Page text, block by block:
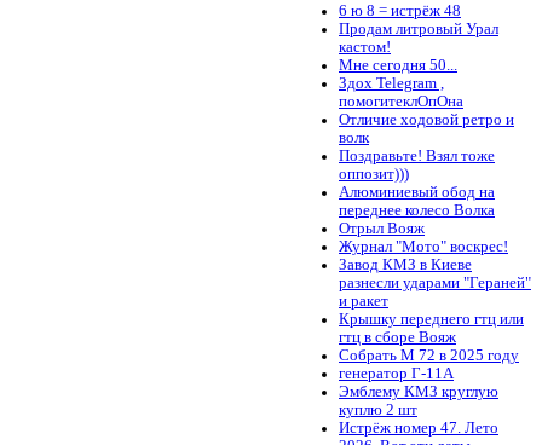
6 ю 8 = истрёж 48
Продам литровый Урал
кастом!
Мне сегодня 50...
Здох Telegram ,
помогитеклОпОна
Отличие ходовой ретро и
волк
Поздравьте! Взял тоже
оппозит)))
Алюминиевый обод на
переднее колесо Волка
Отрыл Вояж
Журнал "Мото" воскрес!
Завод КМЗ в Киеве
разнесли ударами "Гераней"
и ракет
Крышку переднего гтц или
гтц в сборе Вояж
Собрать М 72 в 2025 году
генератор Г-11А
Эмблему КМЗ круглую
куплю 2 шт
Истрёж номер 47. Лето